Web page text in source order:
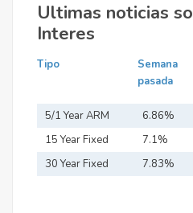
Ultimas noticias
Interes
Tipo
Semana
pasada
5/1 Year ARM 6.86%
15 Year Fixed
Mortgage
7.1%
30 Year Fixed
7.83%